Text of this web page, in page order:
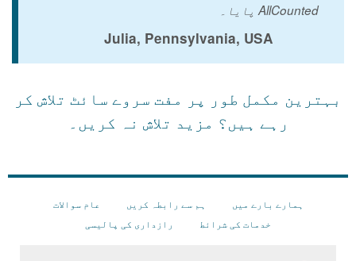
AllCounted پایا۔
Julia, Pennsylvania, USA
بہترین مکمل طور پر مفت سروے سائٹ تلاش کر
رہے ہیں؟ مزید تلاش نہ کریں۔
ہمارے بارے میں ہم سے رابطہ کریں
عام سوالات
خدمات کی شرائط
رازداری کی پالیسی